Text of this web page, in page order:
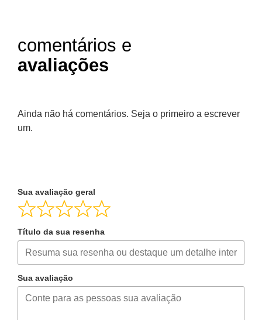
comentários e
avaliações
Ainda não há comentários. Seja o primeiro a escrever
um.
Sua avaliação geral
Título da sua resenha
Sua avaliação